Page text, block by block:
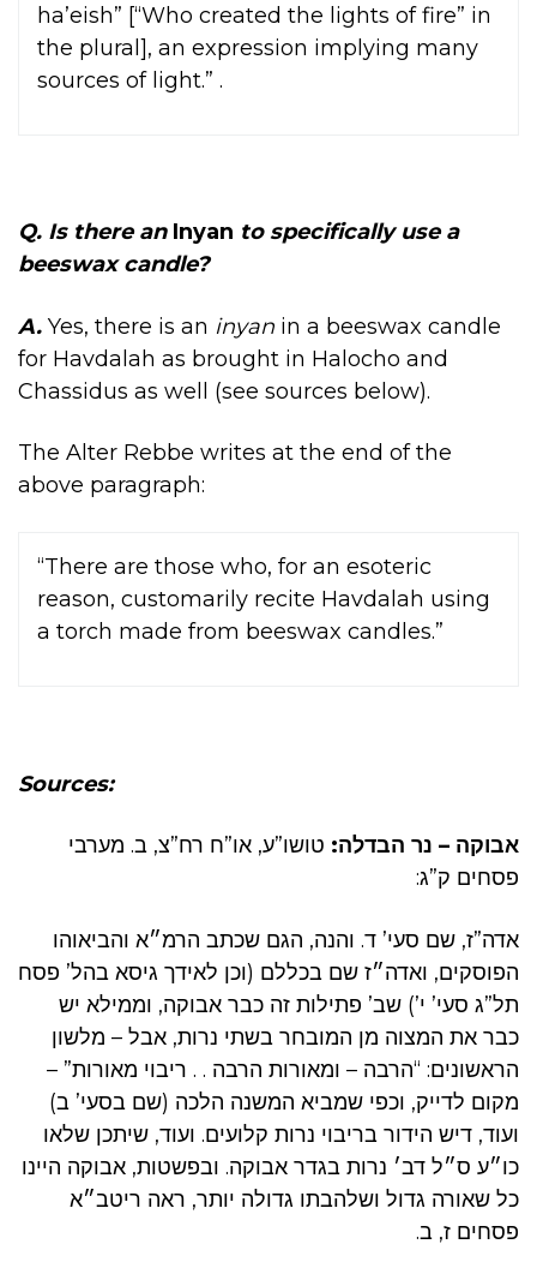
ha’eish” [“Who created the lights of fire” in
the plural], an expression implying many
sources of light.” .
Q. Is there an Inyan to specifically use a
beeswax candle?
A. Yes, there is an inyan in a beeswax candle
for Havdalah as brought in Halocho and
Chassidus as well (see sources below).
The Alter Rebbe writes at the end of the
above paragraph:
“There are those who, for an esoteric
reason, customarily recite Havdalah using
a torch made from beeswax candles.”
Sources:
אבוקה – נר הבדלה: טושו”ע, או”ח רח”צ, ב. מערבי
פסחים ק”ג:
אדה”ז, שם סעי’ ד. והנה, הגם שכתב הרמ״א והביאוהו
הפוסקים, ואדה״ז שם בכללם (וכן לאידך גיסא בהל’ פסח
תל”ג סעי’ י’) שב’ פתילות זה כבר אבוקה, וממילא יש
כבר את המצוה מן המובחר בשתי נרות, אבל – מלשון
הראשונים: “הרבה – ומאורות הרבה . . ריבוי מאורות” –
מקום לדייק, וכפי שמביא המשנה הלכה (שם בסעי’ ב)
ועוד, דיש הידור בריבוי נרות קלועים. ועוד, שיתכן שלאו
כו״ע ס״ל דב׳ נרות בגדר אבוקה. ובפשטות, אבוקה היינו
כל שאורה גדול ושלהבתו גדולה יותר, ראה ריטב״א
פסחים ז, ב.